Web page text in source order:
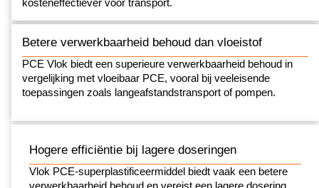
kosteneffectiever voor transport.
Betere verwerkbaarheid behoud dan vloeistof
PCE Vlok biedt een superieure verwerkbaarheid behoud in
vergelijking met vloeibaar PCE, vooral bij veeleisende
toepassingen zoals langeafstandstransport of pompen.
Hogere efficiëntie bij lagere doseringen
Vlok PCE-superplastificeermiddel biedt vaak een betere
verwerkbaarheid behoud en vereist een lagere dosering